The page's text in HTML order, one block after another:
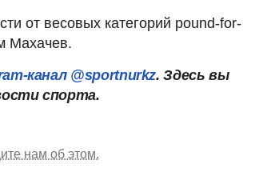
от весовых категорий pound-for-
Махачев.
канал @sportnurkz. Здесь вы
спорта.
нам об этом.